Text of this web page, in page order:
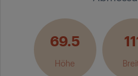
69.5
Höhe